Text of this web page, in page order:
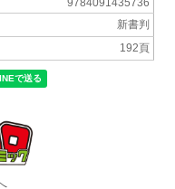
9784091435736
新書判
192頁